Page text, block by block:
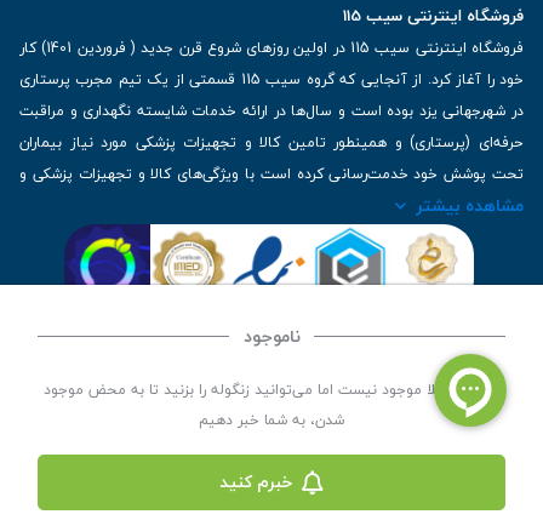
ناموجود
این کالا فعلا موجود نیست اما می‌توانید زنگوله را بزنید تا به محض موجود
شدن، به شما خبر دهیم
خبرم کنید
فروشگاه اینترنتی سیب 115
فروشگاه اینترنتی سیب 115 در اولین روزهای شروع قرن جدید ( فروردین 1401) کار
خود را آغاز کرد. از آنجایی که گروه سیب 115 قسمتی از یک تیم مجرب پرستاری
در شهرجهانی یزد بوده است و سال‌ها در ارائه خدمات شایسته نگهداری و مراقبت
حرفه‌ای (پرستاری) و همینطور تامین کالا و تجهیزات پزشکی مورد نیاز بیماران
تحت پوشش خود خدمت‌رسانی کرده است با ویژگی‌های کالا و تجهیزات پزشکی و
برترین برندهای موجود در بازار اطلاعات بسیار ارزشمندی را دارا می‌باشد
| تلفن تماس : 36333383-035 | ایمیل: Info@Sib115.com
مشاهده بیشتر
کلیه حقوق این سایت متعلق به سیب 115 ( فروشگاه لوازم پزشکی سیب 115 ) است، توسعه و
کدنویسی توسطسپکام سیستم